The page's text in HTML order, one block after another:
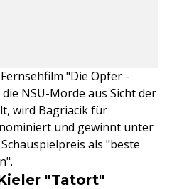
"Die Opfer -
NSU-Morde aus Sicht der
wird Bagriacik für
und gewinnt unter
als "beste
"Tatort"